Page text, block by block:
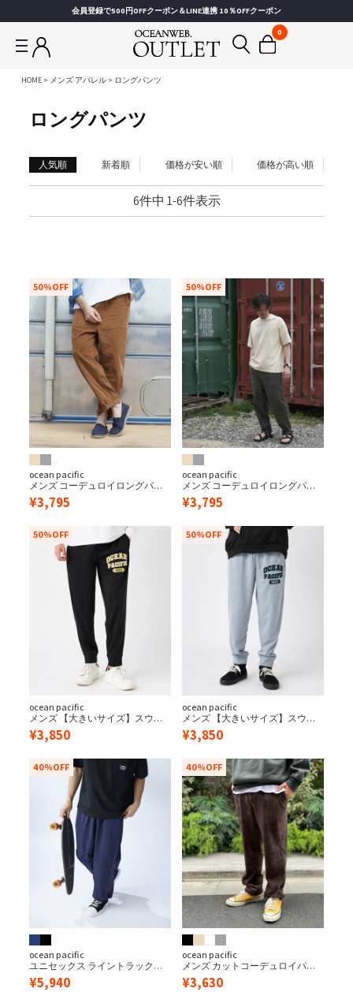
会員登録で500円OFFクーポン＆LINE連携 10％OFFクーポン
0
HOME メンズ アパレル ロングパンツ
ロングパンツ
人気順 新着順 価格が安い順 価格が高い順
6件中 1-6件表示
ocean pacific
メンズ コーデュロイロングパン
ツ
50%OFF
¥3,795
ocean pacific
メンズ コーデュロイロングパン
ツ
50%OFF
¥3,795
ocean pacific
メンズ 【大きいサイズ】スウェ
ット刺繍パンツ
50%OFF
¥3,850
ocean pacific
メンズ 【大きいサイズ】スウェ
ット刺繍パンツ
50%OFF
¥3,850
ocean pacific
ユニセックス ライントラックパ
ンツ【セットアップ対応】
40%OFF
¥5,940
ocean pacific
メンズ カットコーデュロイパン
ツ
40%OFF
¥3,630